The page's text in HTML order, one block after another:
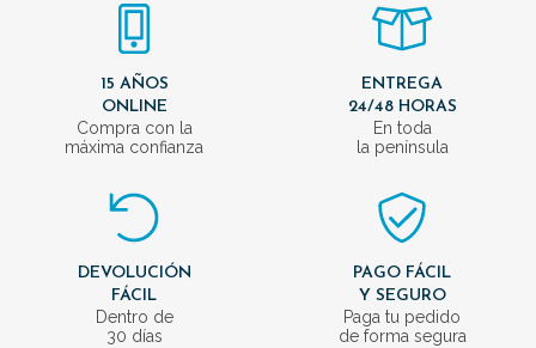
15 AÑOS
ONLINE
Compra con la
máxima confianza
ENTREGA
24/48 HORAS
En toda
la península
DEVOLUCIÓN
FÁCIL
Dentro de
30 días
PAGO FÁCIL
Y SEGURO
Paga tu pedido
de forma segura